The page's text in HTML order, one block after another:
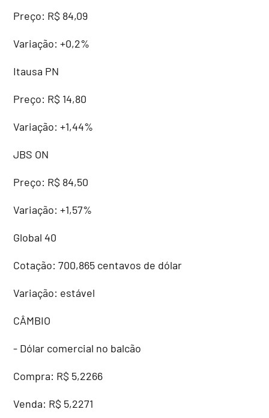
Preço: R$ 84,09
Variação: +0,2%
Itausa PN
Preço: R$ 14,80
Variação: +1,44%
JBS ON
Preço: R$ 84,50
Variação: +1,57%
Global 40
Cotação: 700,865 centavos de dólar
Variação: estável
CÂMBIO
- Dólar comercial no balcão
Compra: R$ 5,2266
Venda: R$ 5,2271